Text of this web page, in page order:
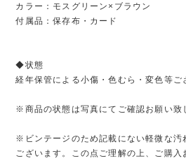
カラー：モスグリーン×ブラウン
付属品：保存布・カード
◆状態
経年保管による小傷・色むら・変色等ご
※商品の状態は写真にてご確認お願い致
※ビンテージのため記載にない軽微な汚
ございます。この点ご理解の上、ご購入